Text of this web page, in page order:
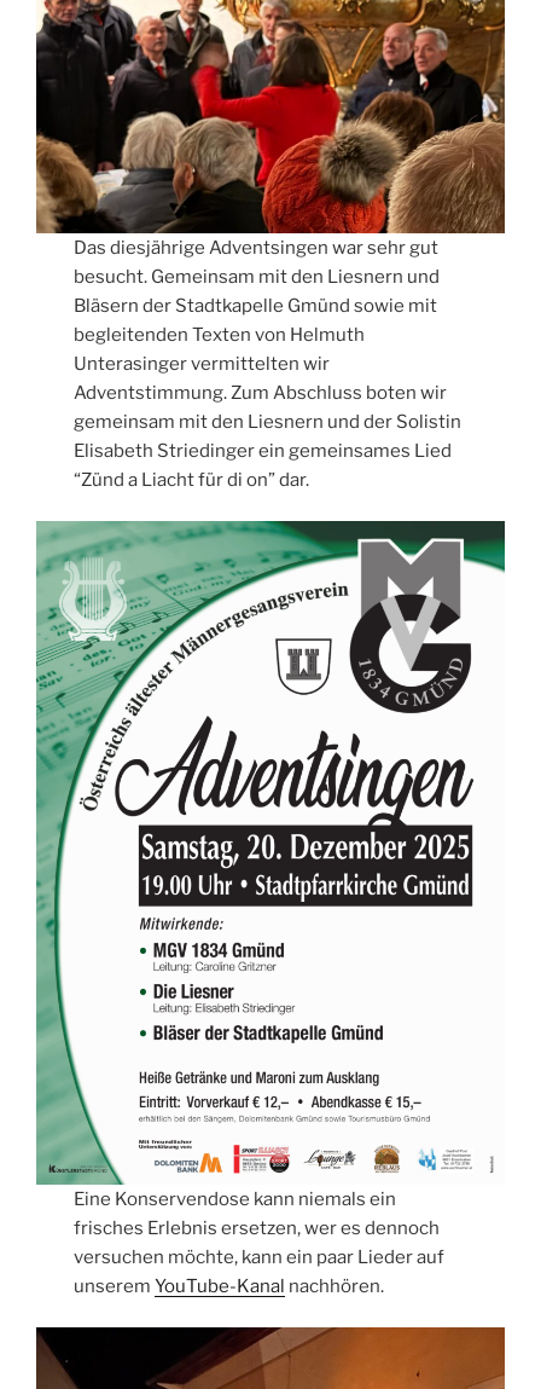
Das diesjährige Adventsingen war sehr gut
besucht. Gemeinsam mit den Liesnern und
Bläsern der Stadtkapelle Gmünd sowie mit
begleitenden Texten von Helmuth
Unterasinger vermittelten wir
Adventstimmung. Zum Abschluss boten wir
gemeinsam mit den Liesnern und der Solistin
Elisabeth Striedinger ein gemeinsames Lied
“Zünd a Liacht für di on” dar.
Eine Konservendose kann niemals ein
frisches Erlebnis ersetzen, wer es dennoch
versuchen möchte, kann ein paar Lieder auf
unseremYouTube-Kanal nachhören.